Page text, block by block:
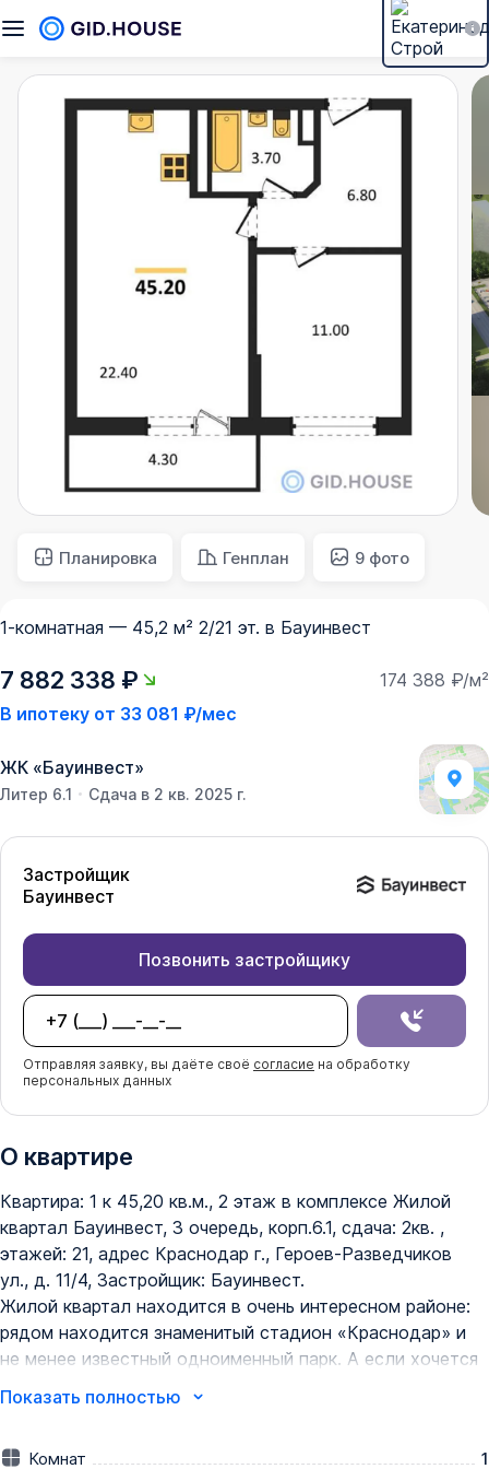
Планировка Генплан 9 фото
1-комнатная — 45,2 м² 2/21 эт. в Бауинвест
7 882 338 ₽
174 388 ₽/м²
В ипотеку от 33 081 ₽/мес
ЖК «Бауинвест»
Литер 6.1 Сдача в 2 кв. 2025 г.
Застройщик
Бауинвест
Позвонить застройщику
Отправляя заявку, вы даёте своё согласие на обработку
персональных данных
О квартире
Квартира: 1 к 45,20 кв.м., 2 этаж в комплексе Жилой
квартал Бауинвест, 3 очередь, корп.6.1, сдача: 2кв. ,
этажей: 21, адрес Краснодар г., Героев-Разведчиков
ул., д. 11/4, Застройщик: Бауинвест.
Жилой квартал находится в очень интересном районе:
рядом находится знаменитый стадион «Краснодар» и
не менее известный одноименный парк. А если хочется
поваляться на травке среди могучих деревьев, то
детские сады. В шаговой доступности находятся
Показать полностью
Комнат 1